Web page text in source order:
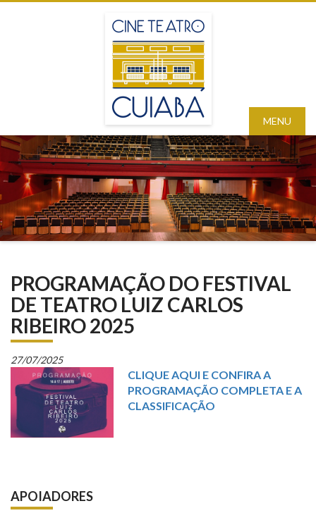
MENU
PROGRAMAÇÃO DO FESTIVAL
DE TEATRO LUIZ CARLOS
RIBEIRO 2025
27/07/2025
CLIQUE AQUI E CONFIRA A
PROGRAMAÇÃO COMPLETA E A
CLASSIFICAÇÃO
APOIADORES